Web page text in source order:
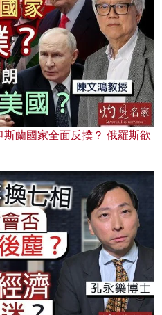
蘭國家全面反撲？ 俄羅斯欲